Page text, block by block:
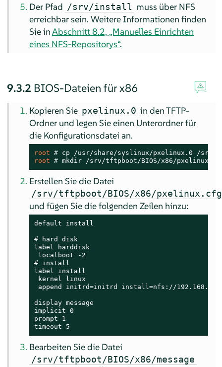
Der Pfad /srv/install muss über NFS
erreichbar sein. Weitere Informationen finden
Sie inAbschnitt 8.2, „Manuelles Einrichten
eines NFS-Repositorys“.
9.3.2 BIOS-Dateien für x86
Kopieren Sie pxelinux.0 in den TFTP-
Ordner und legen Sie einen Unterordner für
die Konfigurationsdatei an.
root #
root # mkdir /srv/tftpboot/BIOS/x86/
Erstellen Sie die Datei
/srv/tftpboot/BIOS/x86/
und fügen Sie die folgenden Zeilen hinzu:
default install
# hard disk
label harddisk
localboot -2
# install
label install
kernel linux
append initrd=initrd install=nfs://
display message
implicit 0
prompt 1
timeout 5
Bearbeiten Sie die Datei
/srv/tftpboot/BIOS/x86/message